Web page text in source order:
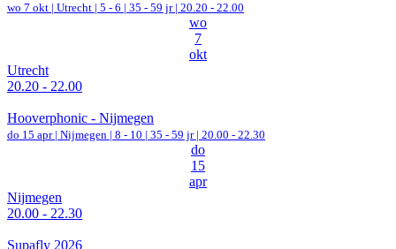
wo 7 okt | Utrecht | 5 - 6 | 35 - 59 jr | 20.20 - 22.00
wo
7
okt
Utrecht
20.20 - 22.00
Hooverphonic - Nijmegen
do 15 apr | Nijmegen | 8 - 10 | 35 - 59 jr | 20.00 - 22.30
do
15
apr
Nijmegen
20.00 - 22.30
Supafly 2026